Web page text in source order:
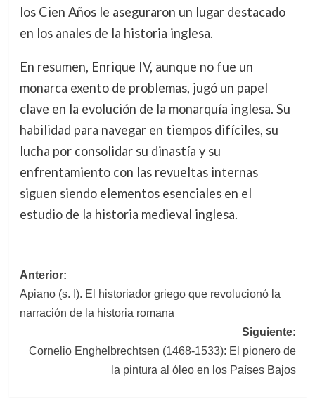
los Cien Años le aseguraron un lugar destacado
en los anales de la historia inglesa.
En resumen, Enrique IV, aunque no fue un
monarca exento de problemas, jugó un papel
clave en la evolución de la monarquía inglesa. Su
habilidad para navegar en tiempos difíciles, su
lucha por consolidar su dinastía y su
enfrentamiento con las revueltas internas
siguen siendo elementos esenciales en el
estudio de la historia medieval inglesa.
Navegación
de
Anterior:
Apiano (s. I). El historiador griego que revolucionó la
narración de la historia romana
Siguiente:
Cornelio Enghelbrechtsen (1468-1533): El pionero de
la pintura al óleo en los Países Bajos